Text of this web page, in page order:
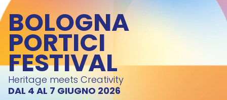
BOLOGNA
PORTICI
FESTIVAL
Heritage meets Creativity
DAL 4 AL 7 GIUGNO 2026